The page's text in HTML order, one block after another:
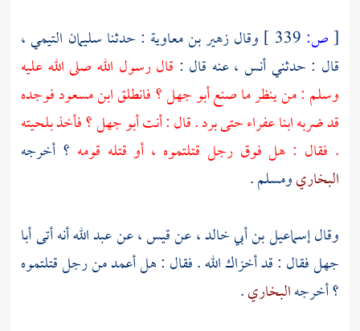
[ص: وقالزهير بن معاوية : حدثنا سليمان التيمي ،
قال : حدثنيأنس ،عنه قال : قال رسول الله صلى الله عليه
وسلم : من ينظر ما صنعأبو جهل ؟فانطلقابن مسعودفوجده
قد ضربهابنا عفراءحتى برد . قال : أنتأبو جهل ؟فأخذ بلحيته
. فقال : هل فوق رجل قتلتموه ، أو قتله قومه ؟ أخرجه
البخاريومسلم.
وقالإسماعيل بن أبي خالد ،عنقيس ،عنعبد اللهأنه أتىأبا
جهلفقال : قد أخزاك الله . فقال : هل أعمد من رجل قتلتموه
؟ أخرجهالبخاري.